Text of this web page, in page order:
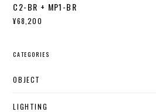
C2-BR + MP1-BR
¥68,200
CATEGORIES
OBJECT
LIGHTING